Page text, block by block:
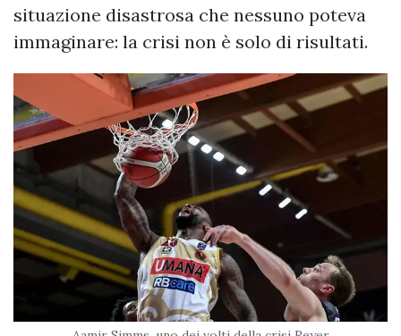
situazione disastrosa che nessuno poteva
immaginare: la crisi non è solo di risultati.